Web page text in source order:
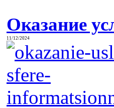
Оказание
11/12/2024